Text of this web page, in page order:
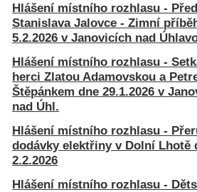
Hlášení místního rozhlasu -
Stanislava Jalovce - Zimní
5.2.2026 v Janovicích nad
Hlášení místního rozhlasu -
herci Zlatou Adamovskou a
Štěpánkem dne 29.1.2026 v
nad Úhl.
Hlášení místního rozhlasu -
dodávky elektřiny v Dolní Lhotě
2.2.2026
Hlášení místního rozhlasu -